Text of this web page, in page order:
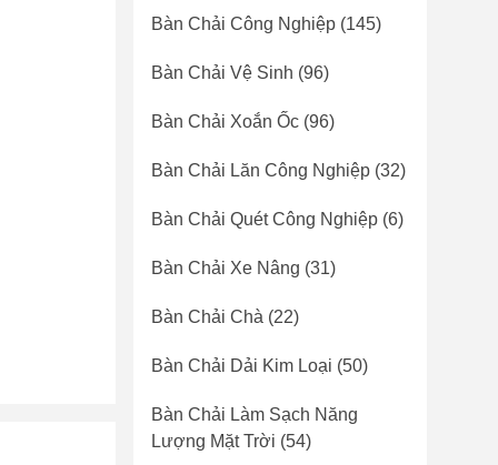
Bàn Chải Công Nghiệp (145)
Bàn Chải Vệ Sinh (96)
Bàn Chải Xoắn Ốc (96)
Bàn Chải Lăn Công Nghiệp (32)
Bàn Chải Quét Công Nghiệp (6)
Bàn Chải Xe Nâng (31)
Bàn Chải Chà (22)
Bàn Chải Dải Kim Loại (50)
Bàn Chải Làm Sạch Năng
Lượng Mặt Trời (54)